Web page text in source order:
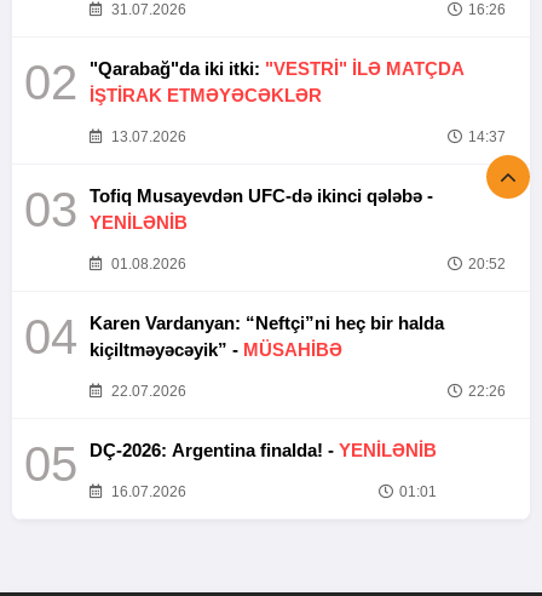
31.07.2026 16:26
02 "Qarabağ"da iki itki: "VESTRİ" İLƏ MATÇDA
İŞTİRAK ETMƏYƏCƏKLƏR
13.07.2026 14:37
03
Tofiq Musayevdən UFC-də ikinci qələbə -
YENİLƏNİB
01.08.2026 20:52
04
Karen Vardanyan: “Neftçi”ni heç bir halda
kiçiltməyəcəyik” - MÜSAHİBƏ
22.07.2026 22:26
05 DÇ-2026: Argentina finalda! - YENİLƏNİB
16.07.2026 01:01